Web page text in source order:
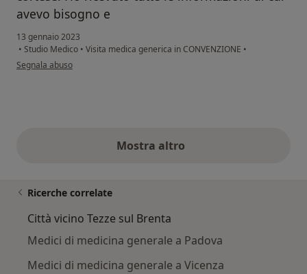
avevo bisogno e
13 gennaio 2023
• Studio Medico • Visita medica generica in CONVENZIONE •
secondo l'opinione dell'utente Nicola Varotto
Segnala abuso
Mostra altroopinioni di cui sopra
Ricerche correlate
Città vicino Tezze sul Brenta
Medici di medicina generale a Padova
Medici di medicina generale a Vicenza